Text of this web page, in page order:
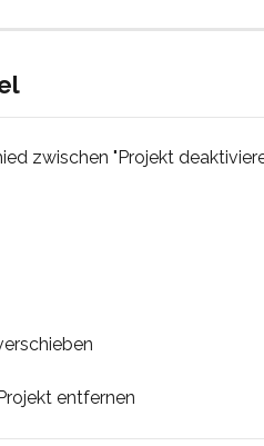
zwischen "Projekt
entfernen